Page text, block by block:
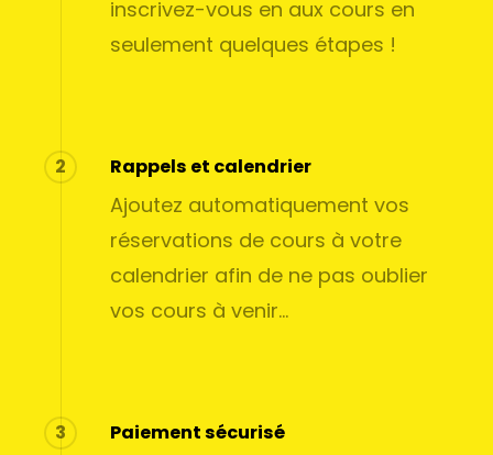
inscrivez-vous en aux cours en
seulement quelques étapes !
2 Rappels et calendrier
Ajoutez automatiquement vos
réservations de cours à votre
calendrier afin de ne pas oublier
vos cours à venir…
3 Paiement sécurisé